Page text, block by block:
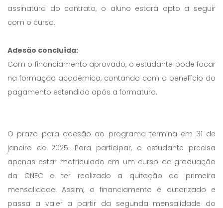
assinatura do contrato, o aluno estará apto a seguir
com o curso.
Adesão concluída:
Com o financiamento aprovado, o estudante pode focar
na formação acadêmica, contando com o benefício do
pagamento estendido após a formatura.
O prazo para adesão ao programa termina em 31 de
janeiro de 2025. Para participar, o estudante precisa
apenas estar matriculado em um curso de graduação
da CNEC e ter realizado a quitação da primeira
mensalidade. Assim, o financiamento é autorizado e
passa a valer a partir da segunda mensalidade do